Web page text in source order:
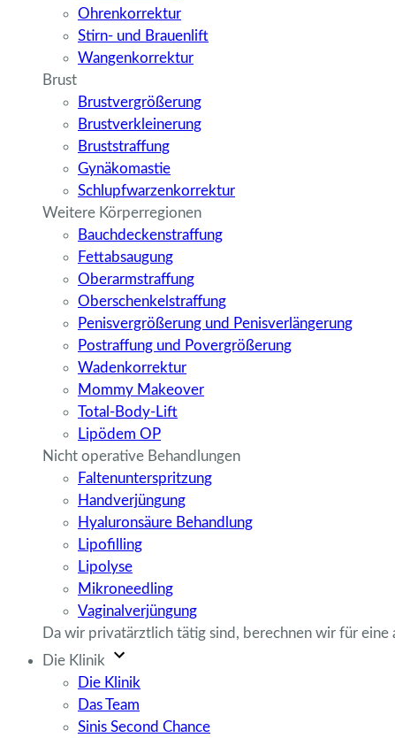
Ohrenkorrektur
Stirn- und Brauenlift
Wangenkorrektur
Brust
Brustvergrößerung
Brustverkleinerung
Bruststraffung
Gynäkomastie
Schlupfwarzenkorrektur
Weitere Körperregionen
Bauchdeckenstraffung
Fettabsaugung
Oberarmstraffung
Oberschenkelstraffung
Penisvergrößerung und Penisverlängerung
Postraffung und Povergrößerung
Wadenkorrektur
Mommy Makeover
Total-Body-Lift
Lipödem OP
Nicht operative Behandlungen
Faltenunterspritzung
Handverjüngung
Hyaluronsäure Behandlung
Lipofilling
Lipolyse
Mikroneedling
Vaginalverjüngung
Da wir privatärztlich tätig sind, berechnen wir für
Die Klinik
Die Klinik
Das Team
Sinis Second Chance